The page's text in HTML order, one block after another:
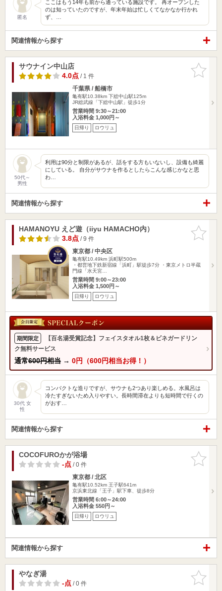
匿名
ここはもう14年も前から通っている施設です。 再オープンした
のは知っていたのですが、年末年始は忙しくてなかなか行かれ
ず、…
関連情報から探す
お気に入
りに追加
サウナイン中山店
4.0点/ 1 件
千葉県 / 船橋市
亀有駅10.38km 下総中山駅125m
JR総武線「下総中山駅」徒歩1分
営業時間 9:30～21:00
入浴料金 1,000円～
日帰り ロウリュ
50代～
男性
利用は90分と制限があるが、話をする方もいないし、設備も綺麗
にしている。 自分がサウナを作るとしたらこんな感じかなと思
わ…
関連情報から探す
お気に入
りに追加
HAMANOYU えど遊（iiyu HAMACHO内）
3.8点/ 9 件
東京都 / 中央区
亀有駅10.49km 浜町駅500m
・都営地下鉄新宿線「浜町」駅徒歩7分 ・東京メトロ半蔵
門線「水天宮…
営業時間 9:00～23:00
入浴料金 1,500円～
日帰り ロウリュ
期間限定
【百名湯受賞記念】フェイスタオル1枚＆ビネガードリン
ク無料サービス
通常600円相当 → 0円（600円相当お得！）
30代 女
性
コンパクトな造りですが、サウナも2つあり楽しめる。水風呂は
冷たすぎないため入りやすい。長時間滞在よりも短時間で行くの
がおす…
関連情報から探す
お気に入
りに追加
COCOFUROかが浴場
-点/ 0 件
東京都 / 北区
亀有駅10.52km 王子駅641m
京浜東北線「王子」駅下車、徒歩8分
営業時間 6:00～24:00
入浴料金 550円～
日帰り ロウリュ
関連情報から探す
お気に入
りに追加
やなぎ湯
-点/ 0 件